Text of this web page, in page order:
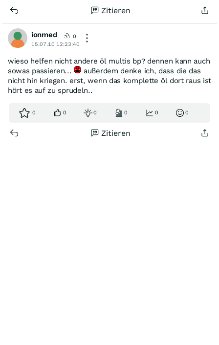
Zitieren
ionmed
0
15.07.10 12:23:40
wieso helfen nicht andere öl multis bp? dennen kann auch
sowas passieren...
außerdem denke ich, dass die das
nicht hin kriegen. erst, wenn das komplette öl dort raus ist
hört es auf zu sprudeln..
0 0 0 0 0 0
Zitieren